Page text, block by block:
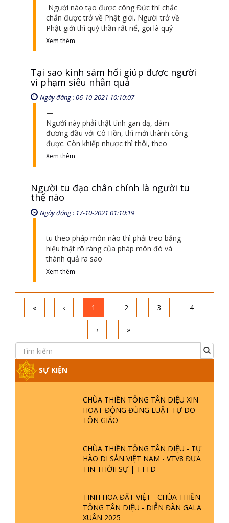
Người nào tạo được công Đức thì chắc
chắn được trở về Phật giới. Người trở về
Phật giới thì quỷ thần rất nể, gọi là quỷ
Xem thêm
Tại sao kinh sám hối giúp được người
vi phạm siêu nhân quả
Ngày đăng : 06-10-2021 10:10:07
Người này phải thật tình gan dạ, dám
đương đầu với Cô Hồn, thì mới thành công
được. Còn khiếp nhược thì thôi, theo
Xem thêm
Người tu đạo chân chính là người tu
thế nào
Ngày đăng : 17-10-2021 01:10:19
tu theo pháp môn nào thì phải treo bảng
hiệu thật rõ ràng của pháp môn đó và
thành quả ra sao
Xem thêm
« ‹ 1 2 3 4
› »
SỰ KIỆN
CHÙA THIỀN TÔNG TÂN DIỆU XIN
HOẠT ĐỘNG ĐÚNG LUẬT TỰ DO
TÔN GIÁO
CHÙA THIỀN TÔNG TÂN DIỆU - TỰ
HÀO DI SẢN VIỆT NAM - VTV8 ĐƯA
TIN THỜII SỰ | TTTD
TINH HOA ĐẤT VIỆT - CHÙA THIỀN
TÔNG TÂN DIỆU - DIỄN ĐÀN GALA
XUÂN 2025